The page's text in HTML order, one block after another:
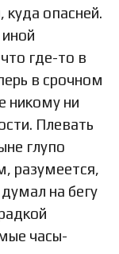
куда опасней.
где-то в
в срочном
никому ни
Плевать
глупо
разумеется,
на бегу
часы-